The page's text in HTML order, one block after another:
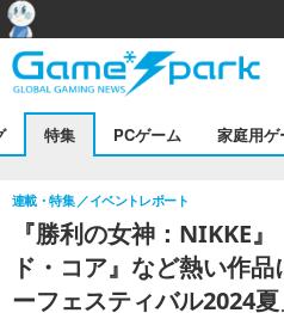
特集 PCゲーム 家庭用ゲ
『勝利の女神：NIKKE
ド・コア』など熱い作
ーフェスティバル2024
連載・特集 イベントレポート